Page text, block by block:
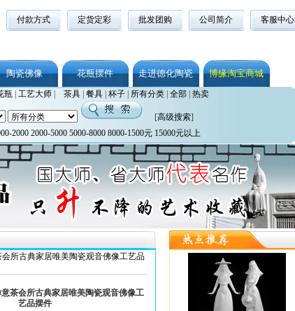
付款方式 定货定彩 批发团购 公司简介 客服中心
陶瓷佛像 花瓶摆件 走进德化陶瓷 博缘淘宝商城
瓶| 工艺大师| 茶具| 餐具| 杯子| 所有分类| 全部| 热卖
[高级搜索]
2000 2000-5000 5000-8000 8000-1500元 15000元以上
所古典家居唯美陶瓷观音佛像工艺品
茶会所古典家居唯美陶瓷观音佛像工
艺品摆件